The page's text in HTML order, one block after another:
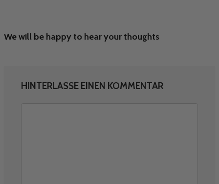
We will be happy to hear your thoughts
HINTERLASSE EINEN KOMMENTAR